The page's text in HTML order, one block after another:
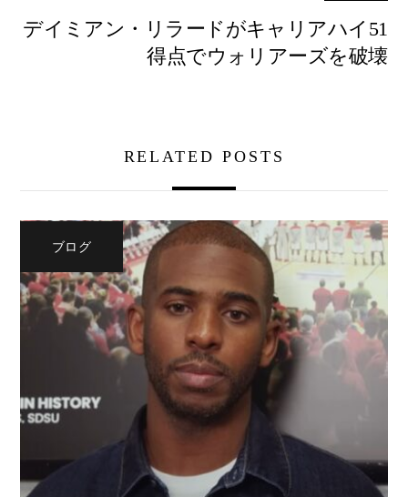
デイミアン・リラードがキャリアハイ51
得点でウォリアーズを破壊
RELATED POSTS
ブログ